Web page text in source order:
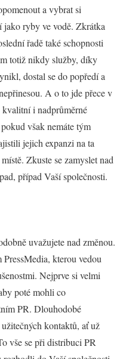
a vybrat si
ryby ve vodě. Zkrátka
řadě také schopnosti
totiž nikdy služby, díky
dostal se do popředí a
A o to jde přece v
i nadprůměrné
však nemáte tým
jejich expanzi na ta
Zkuste se zamyslet nad
případ Vaší společnosti.
uvažujete nad změnou.
kterou vedou
Nejprve si velmi
poté mohli co
PR. Dlouhodobé
kontaktů, ať už
vše se při distribuci PR